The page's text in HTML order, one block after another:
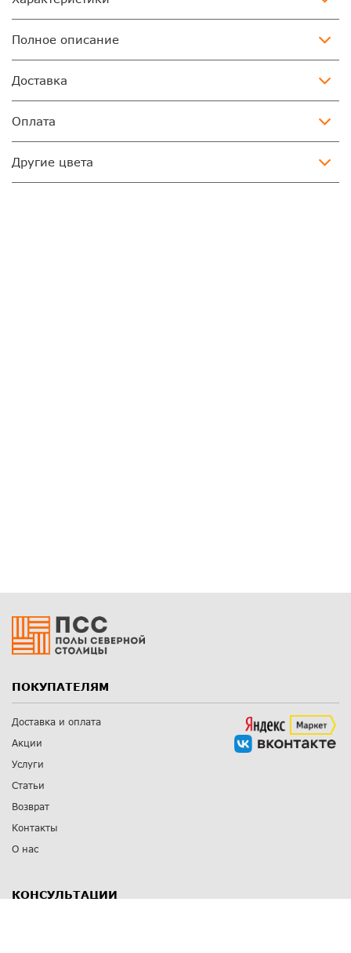
Полное описание
Доставка
Оплата
Другие цвета
ПОКУПАТЕЛЯМ
Доставка и оплата
Акции
Услуги
Статьи
Возврат
Контакты
О нас
КОНСУЛЬТАЦИИ